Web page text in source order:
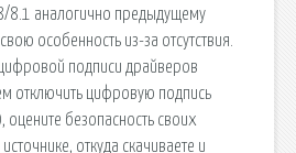
8.1 аналогично предыдущему
особенность из-за отсутствия.
подписи драйверов
отключить цифровую подпись
безопасность своих
откуда скачиваете и